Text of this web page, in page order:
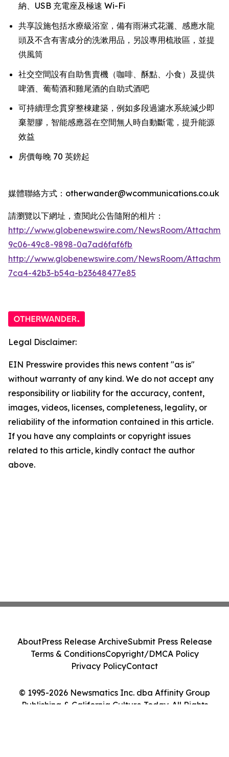
納、USB 充電座及極速 Wi-Fi
共享設施包括水療級浴室，備有雨淋式花灑、感應水龍
頭及不含有害成分的洗漱用品，另設專用梳妝區，並提
供風筒
社交空間設有自助售賣機（咖啡、酥點、小食）及提供
啤酒、葡萄酒和雞尾酒的自助式酒吧
可持續理念貫穿整棟建築，例如多段過濾水系統減少即
棄塑膠，智能感應器在空間無人時自動斷電，提升能源
效益
房價每晚 70 英鎊起
媒體聯絡方式：otherwander@wcommunications.co.uk
請瀏覽以下網址，查閱此公告隨附的相片：
http://www.globenewswire.com/NewsRoom/
9c06-49c8-9898-0a7ad6faf6fb
http://www.globenewswire.com/NewsRoom/
7ca4-42b3-b54a-b23648477e85
Legal Disclaimer:
EIN Presswire provides this news content "as is"
without warranty of any kind. We do not accept any
responsibility or liability for the accuracy, content,
images, videos, licenses, completeness, legality, or
reliability of the information contained in this article.
If you have any complaints or copyright issues
related to this article, kindly contact the author
above.
© 1995-2026 Newsmatics Inc. dba Affinity Group
Publishing & California Culture Today. All Rights
AboutPress Release ArchiveSubmit Press Release
Terms & ConditionsCopyright/DMCA Policy
Privacy PolicyContact